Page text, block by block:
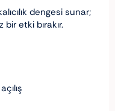
dengesi sunar;
etki bırakır.